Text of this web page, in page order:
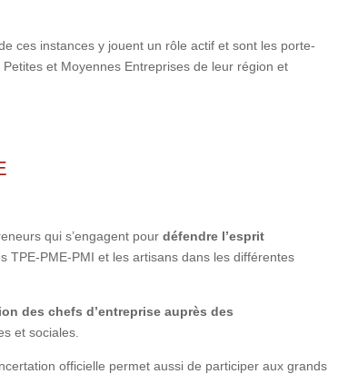
ces instances y jouent un rôle actif et sont les porte-
et Moyennes Entreprises de leur région et
qui s’engagent pourdéfendre l’esprit
TPE-PME-PMI et les artisans dans les différentes
des chefs d’entreprise auprès des
et sociales.
officielle permet aussi de participer aux grands